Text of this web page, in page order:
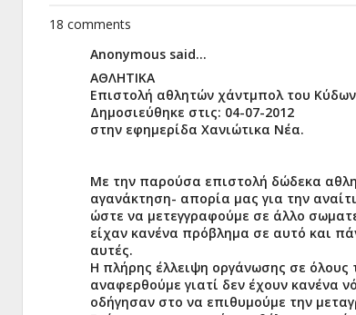
18 comments
Anonymous said...
ΑΘΛΗΤΙΚΑ
Επιστολή αθλητών χάντμπολ του
Δημοσιεύθηκε στις: 04-07-2012
στην εφημερίδα Χανιώτικα Νέα.
Με την παρούσα επιστολή δώδεκα
αγανάκτηση- απορία μας για την
ώστε να μετεγγραφούμε σε άλλο
είχαν κανένα πρόβλημα σε αυτό και
αυτές.
Η πλήρης έλλειψη οργάνωσης σε όλους
αναφερθούμε γιατί δεν έχουν κανένα
οδήγησαν στο να επιθυμούμε την